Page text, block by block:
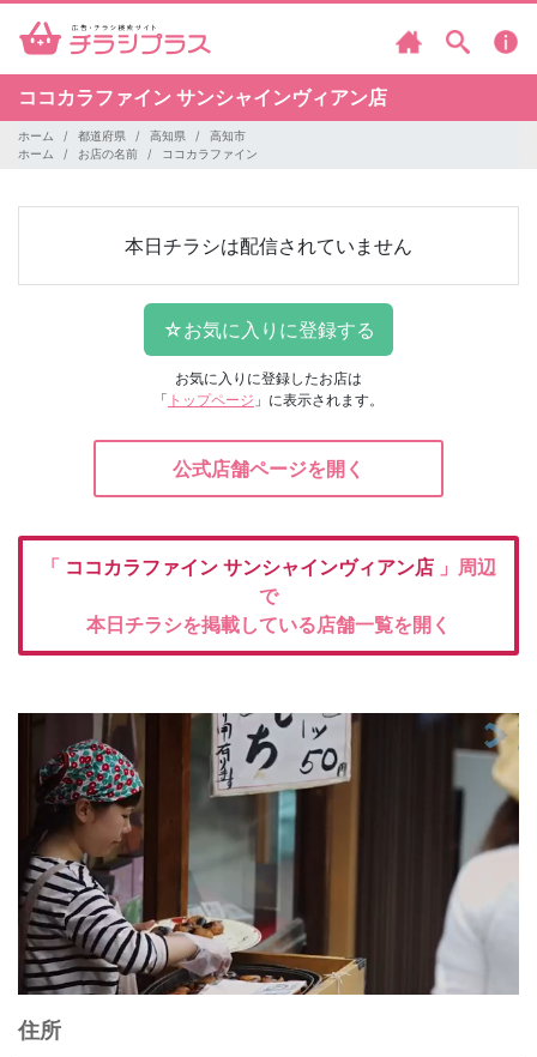
ココカラファイン サンシャインヴィアン店
ホーム 都道府県 高知県
高知市
ホーム
お店の名前 ココカラファイン
本日チラシは配信されていません
お気に入りに登録したお店は
「 トップページ 」に表示されます。
公式店舗ページを開く
「 ココカラファイン サンシャインヴィアン店 」周辺
で
本日チラシを掲載している店舗一覧を開く
住所